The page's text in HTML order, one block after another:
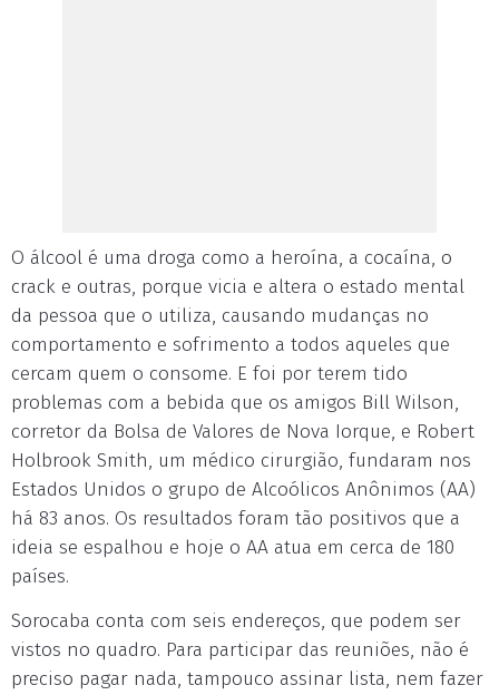
O álcool é uma droga como a heroína, a cocaína, o
crack e outras, porque vicia e altera o estado mental
da pessoa que o utiliza, causando mudanças no
comportamento e sofrimento a todos aqueles que
cercam quem o consome. E foi por terem tido
problemas com a bebida que os amigos Bill Wilson,
corretor da Bolsa de Valores de Nova Iorque, e Robert
Holbrook Smith, um médico cirurgião, fundaram nos
Estados Unidos o grupo de Alcoólicos Anônimos (AA)
há 83 anos. Os resultados foram tão positivos que a
ideia se espalhou e hoje o AA atua em cerca de 180
países.
Sorocaba conta com seis endereços, que podem ser
vistos no quadro. Para participar das reuniões, não é
preciso pagar nada, tampouco assinar lista, nem fazer